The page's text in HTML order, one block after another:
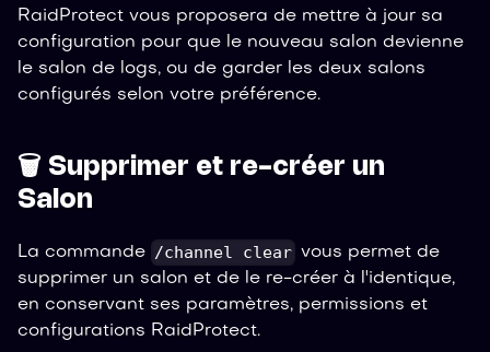
RaidProtect vous proposera de mettre à jour sa
configuration pour que le nouveau salon devienne
le salon de logs, ou de garder les deux salons
configurés selon votre préférence.
🗑️ Supprimer et re-créer un
Salon
La commande /channel clear vous permet de
supprimer un salon et de le re-créer à l'identique,
en conservant ses paramètres, permissions et
configurations RaidProtect.